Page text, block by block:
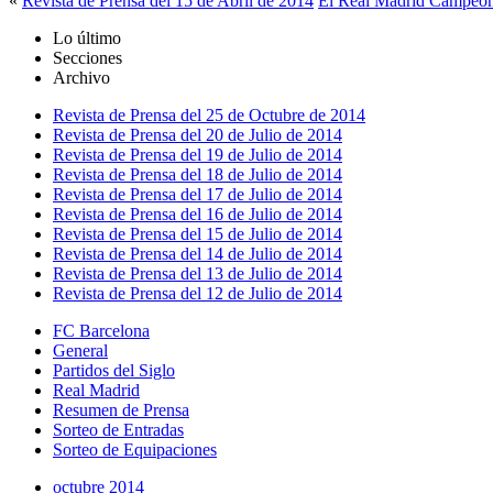
Lo último
Secciones
Archivo
Revista de Prensa del 25 de Octubre de 2014
Revista de Prensa del 20 de Julio de 2014
Revista de Prensa del 19 de Julio de 2014
Revista de Prensa del 18 de Julio de 2014
Revista de Prensa del 17 de Julio de 2014
Revista de Prensa del 16 de Julio de 2014
Revista de Prensa del 15 de Julio de 2014
Revista de Prensa del 14 de Julio de 2014
Revista de Prensa del 13 de Julio de 2014
Revista de Prensa del 12 de Julio de 2014
FC Barcelona
General
Partidos del Siglo
Real Madrid
Resumen de Prensa
Sorteo de Entradas
Sorteo de Equipaciones
octubre 2014